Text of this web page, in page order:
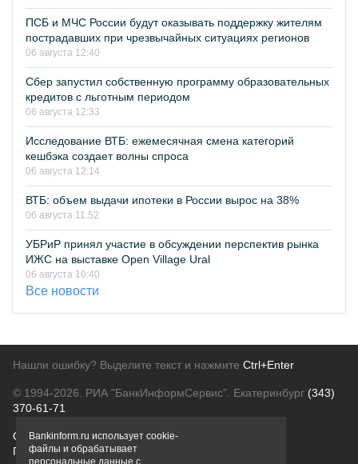
ПСБ и МЧС России будут оказывать поддержку жителям
пострадавших при чрезвычайных ситуациях регионов
06 августа 12:40
Сбер запустил собственную программу образовательных
кредитов с льготным периодом
06 августа 12:33
Исследование ВТБ: ежемесячная смена категорий
кешбэка создает волны спроса
06 августа 12:14
ВТБ: объем выдачи ипотеки в России вырос на 38%
06 августа 11:52
УБРиР принял участие в обсуждении перспектив рынка
ИЖС на выставке Open Village Ural
06 августа 10:40
Все новости
Нашли ошибку? Выделите текст и нажмите Ctrl+Enter
© 1994-2026. РИА "БанкИнформСервис". Екатеринбург (343)
370-61-71
О проектеПолитика конфиденциальности
Правовая информацияДля рекламодателей
Bankinform.ru использует cookie-
файлы и обрабатывает
персональные данные с